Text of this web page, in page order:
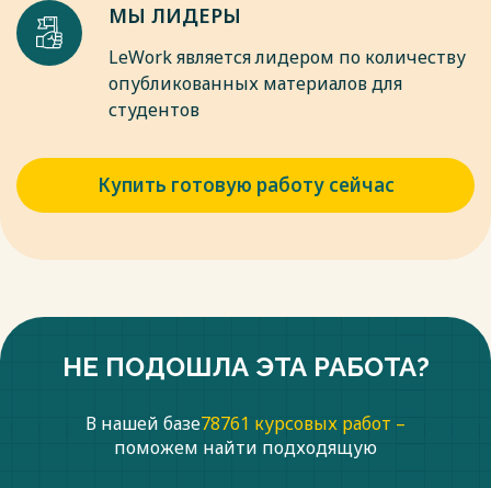
Весь текст будет доступен
МЫ ЛИДЕРЫ
LeWork является лидером по количеству
опубликованных материалов для
студентов
Купить готовую работу сейчас
НЕ ПОДОШЛА ЭТА РАБОТА?
В нашей базе78761 курсовых работ –
поможем найти подходящую